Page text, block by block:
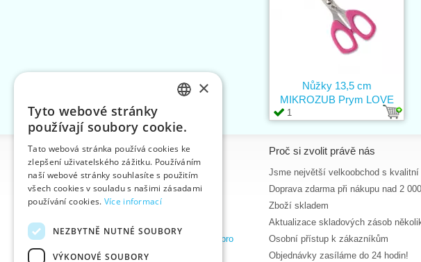
1
Nůžky 13,5 cm
MIKROZUB Prym LOVE
Informace
Úvodní strana
Kontakt
Mapa stránek
Obchodní podmínky e-shopu VTC, a.s. pro
zákazníky z České republiky
Proč si zvolit právě nás
Jsme největší velkoobchod s
Doprava zdarma při nákupu nad 2
Zboží skladem
Aktualizace skladových zásob
Osobní přístup k zákazníkům
Objednávky zasíláme do 24 hodin!
ENGLISH
GERMAN
×
Tyto webové stránky
používají soubory cookie.
Tato webová stránka používá cookies ke
zlepšení uživatelského zážitku. Používáním
naší webové stránky souhlasíte s použitím
všech cookies v souladu s našimi zásadami
používání cookies. Více informací
NEZBYTNĚ NUTNÉ SOUBORY
VÝKONOVÉ SOUBORY